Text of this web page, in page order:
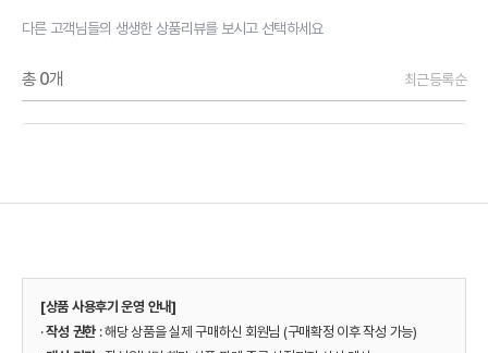
다른 고객님들의 생생한 상품리뷰를 보시고 선택하세요
총 0개 최근등록순
[상품 사용후기 운영 안내]
·작성 권한 : 해당 상품을 실제 구매하신 회원님 (구매확정 이후 작성 가능)